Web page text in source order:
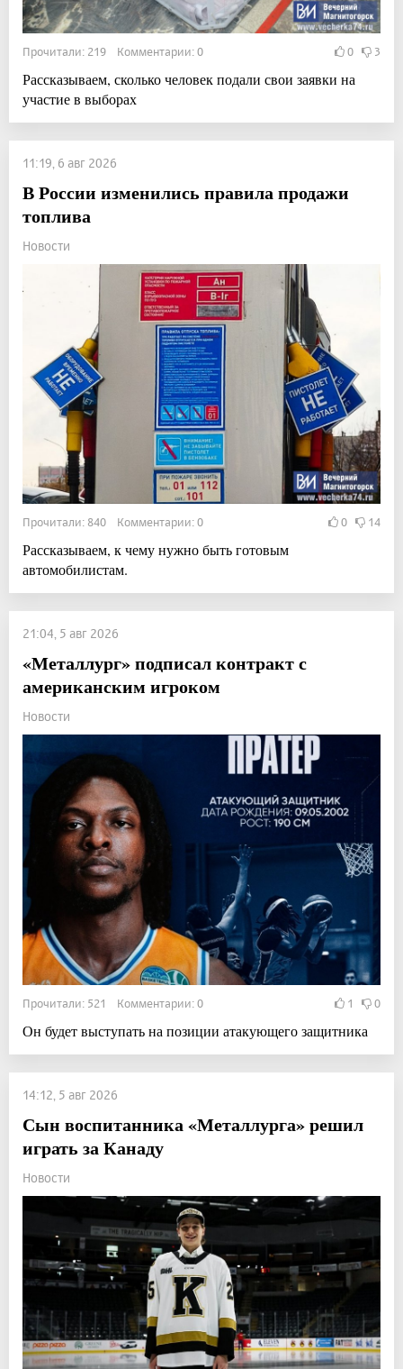
Прочитали: 219 Комментарии: 0 0 3
Рассказываем, сколько человек подали свои заявки на
участие в выборах
11:19, 6 авг 2026
В России изменились правила продажи
топлива
Новости
Прочитали: 840 Комментарии: 0 0 14
Рассказываем, к чему нужно быть готовым
автомобилистам.
21:04, 5 авг 2026
«Металлург» подписал контракт с
американским игроком
Новости
Прочитали: 521 Комментарии: 0 1 0
Он будет выступать на позиции атакующего защитника
14:12, 5 авг 2026
Сын воспитанника «Металлурга» решил
играть за Канаду
Новости